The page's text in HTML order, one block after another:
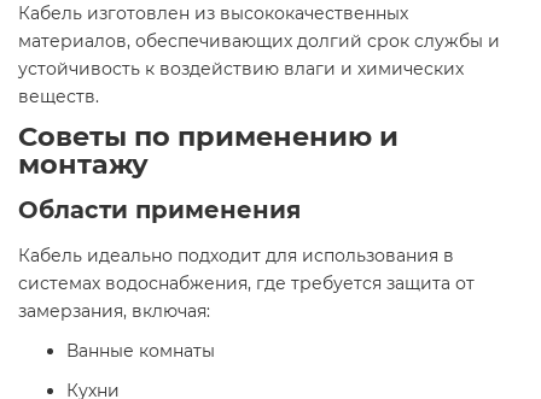
Кабель изготовлен из высококачественных
материалов, обеспечивающих долгий срок службы и
устойчивость к воздействию влаги и химических
веществ.​
Советы по применению и
монтажу
Области применения
Кабель идеально подходит для использования в
системах водоснабжения, где требуется защита от
замерзания, включая:​
Ванные комнаты
Кухни